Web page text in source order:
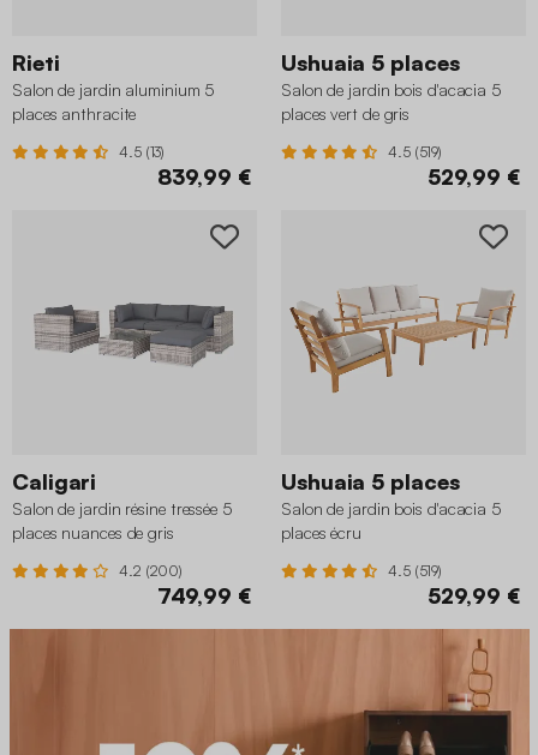
Rieti
Salon de jardin aluminium 5
places anthracite
4.5 (13)
839,99 €
Ushuaia 5 places
Salon de jardin bois d'acacia 5
places vert de gris
4.5 (519)
529,99 €
Caligari
Salon de jardin résine tressée 5
places nuances de gris
4.2 (200)
749,99 €
Ushuaia 5 places
Salon de jardin bois d'acacia 5
places écru
4.5 (519)
529,99 €